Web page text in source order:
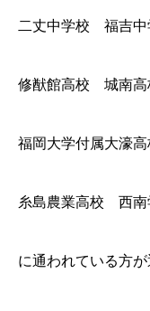
二丈中学校 福吉
修猷館高校 城南
福岡大学付属大濠
糸島農業高校 西
に通われている方が